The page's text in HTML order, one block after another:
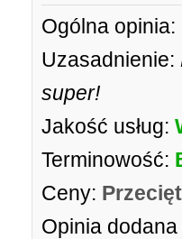
Ogólna opinia:
Uzasadnienie:
super!
Jakość usług:
Terminowość:
Ceny:
Opinia